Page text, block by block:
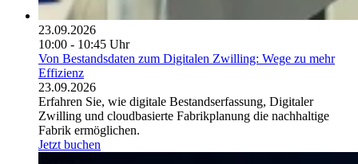
23.09.2026
10:00 - 10:45 Uhr
Von Bestandsdaten zum Digitalen Zwilling: Wege zu mehr
Effizienz
23.09.2026
Erfahren Sie, wie digitale Bestandserfassung, Digitaler
Zwilling und cloudbasierte Fabrikplanung die nachhaltige
Fabrik ermöglichen.
Jetzt buchen